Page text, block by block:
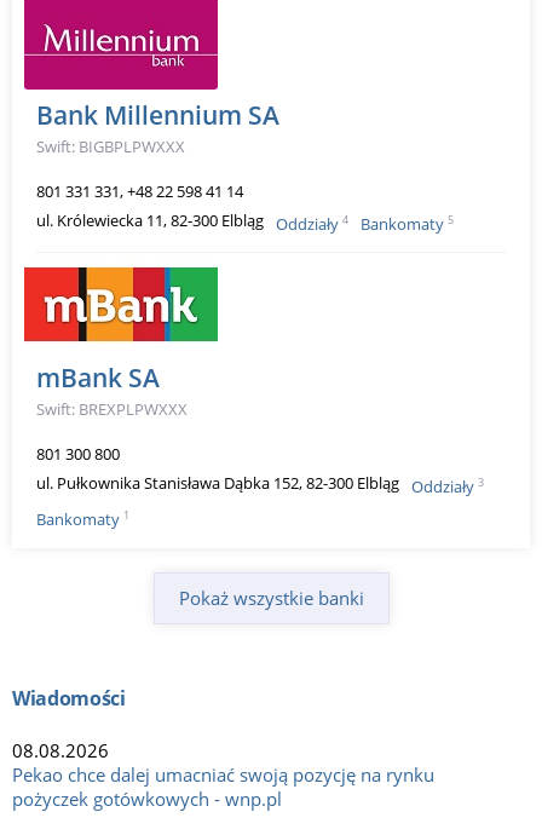
Bank Millennium SA
Swift: BIGBPLPWXXX
801 331 331, +48 22 598 41 14
ul. Królewiecka 11, 82-300 Elbląg Oddziały 4 Bankomaty 5
mBank SA
Swift: BREXPLPWXXX
801 300 800
ul. Pułkownika Stanisława Dąbka 152, 82-300 Elbląg Oddziały 3
Bankomaty 1
Pokaż wszystkie banki
Wiadomości
08.08.2026
Pekao chce dalej umacniać swoją pozycję na rynku
pożyczek gotówkowych - wnp.pl